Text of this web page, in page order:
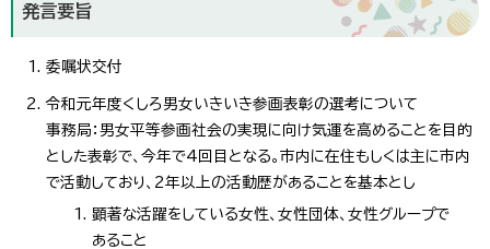
発言要旨
委嘱状交付
令和元年度くしろ男女いきいき参画表彰の選考について
事務局：男女平等参画社会の実現に向け気運を高めることを目的
とした表彰で、今年で4回目となる。市内に在住もしくは主に市内
で活動しており、2年以上の活動歴があることを基本とし
顕著な活躍をしている女性、女性団体、女性グループで
あること